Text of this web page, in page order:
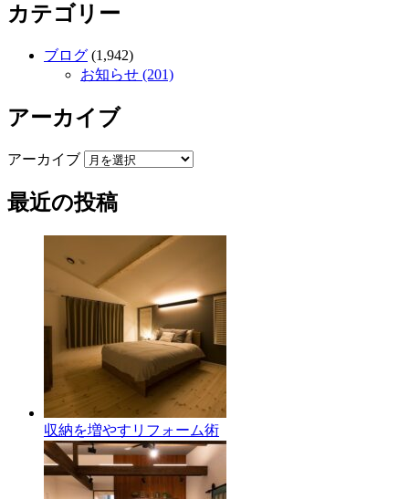
カテゴリー
ブログ (1,942)
お知らせ (201)
アーカイブ
アーカイブ
最近の投稿
収納を増やすリフォーム術